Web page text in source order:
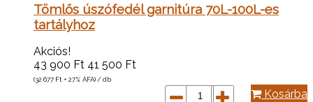
Tömlős úszófedél garnitúra 70L-100L-es
tartályhoz
Akciós!
43 900 Ft 41 500 Ft
(32 677 Ft + 27% ÁFA) / db
Kosárba